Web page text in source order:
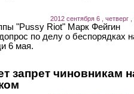
2012 сентября 6 , четверг ,
"Pussy Riot" Марк Фейгин
по делу о беспорядках
6 мая.
запрет чиновникам